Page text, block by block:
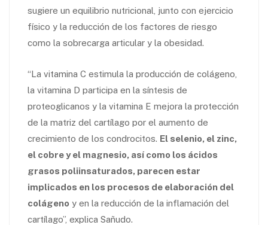
sugiere un equilibrio nutricional, junto con ejercicio
físico y la reducción de los factores de riesgo
como la sobrecarga articular y la obesidad.
“La vitamina C estimula la producción de colágeno,
la vitamina D participa en la síntesis de
proteoglicanos y la vitamina E mejora la protección
de la matriz del cartílago por el aumento de
crecimiento de los condrocitos. El selenio, el zinc,
el cobre y el magnesio, así como los ácidos
grasos poliinsaturados, parecen estar
implicados en los procesos de elaboración del
colágeno y en la reducción de la inflamación del
cartílago”, explica Sañudo.